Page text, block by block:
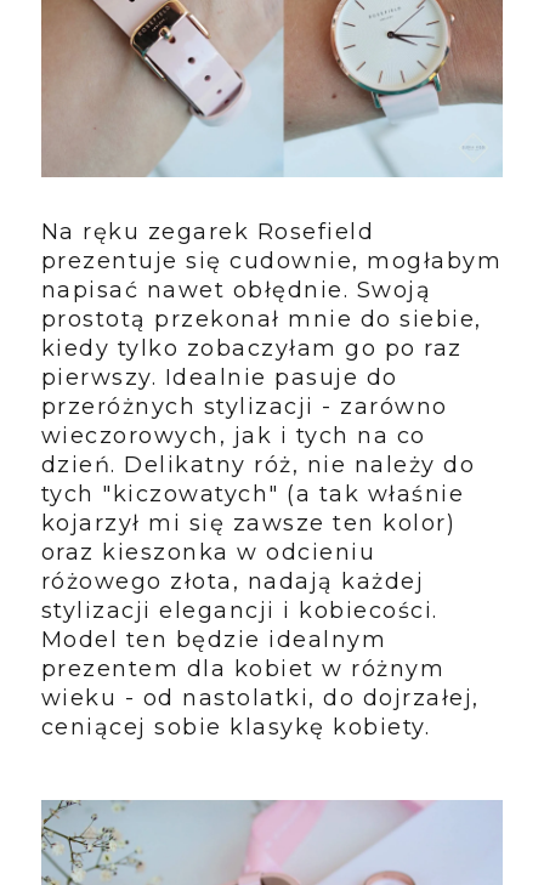
Na ręku zegarek Rosefield
prezentuje się cudownie, mogłabym
napisać nawet obłędnie. Swoją
prostotą przekonał mnie do siebie,
kiedy tylko zobaczyłam go po raz
pierwszy. Idealnie pasuje do
przeróżnych stylizacji - zarówno
wieczorowych, jak i tych na co
dzień. Delikatny róż, nie należy do
tych "kiczowatych" (a tak właśnie
kojarzył mi się zawsze ten kolor)
oraz kieszonka w odcieniu
różowego złota, nadają każdej
stylizacji elegancji i kobiecości.
Model ten będzie idealnym
prezentem dla kobiet w różnym
wieku - od nastolatki, do dojrzałej,
ceniącej sobie klasykę kobiety.